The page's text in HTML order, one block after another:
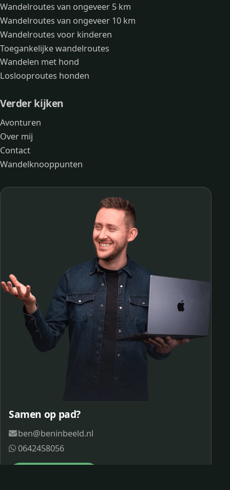
Wandelroutes van ongeveer 5 km
Wandelroutes van ongeveer 10 km
Wandelroutes voor kinderen
Toegankelijke wandelroutes
Wandelen met hond
Loslooproutes honden
Verder kijken
Avonturen
Over mij
Contact
Wandelknooppunten
Samen op pad?
ben@beninbeeld.nl
0642458056